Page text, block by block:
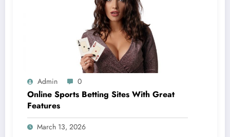
Admin 0
Online Sports Betting Sites With Great
Features
March 13, 2026